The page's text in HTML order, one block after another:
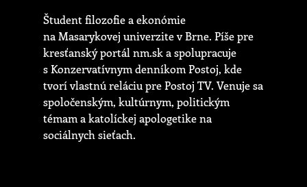
Študent filozofie a ekonómie
na Masarykovej univerzite v Brne. Píše pre
kresťanský portál nm.sk a spolupracuje
s Konzervatívnym denníkom Postoj, kde
tvorí vlastnú reláciu pre Postoj TV. Venuje sa
spoločenským, kultúrnym, politickým
témam a katolíckej apologetike na
sociálnych sieťach.